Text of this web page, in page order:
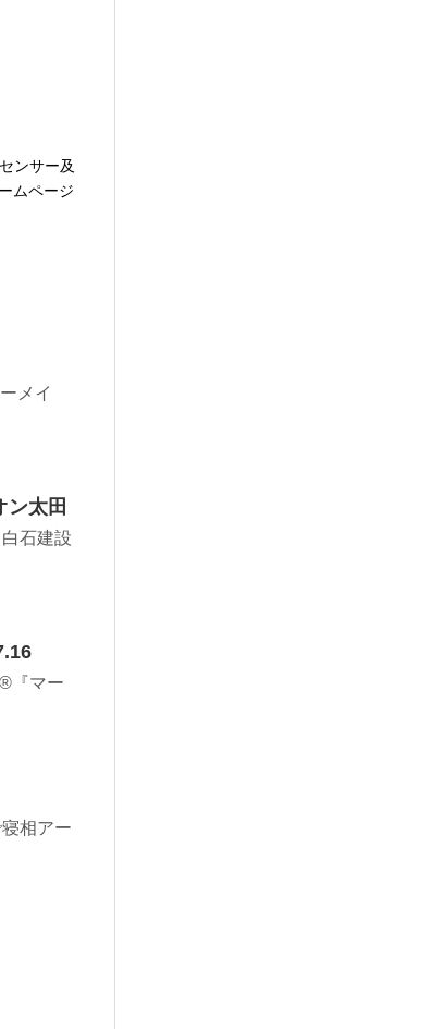
ンサー及
ムページ
メイ
太田
石建設
『マー
相アー